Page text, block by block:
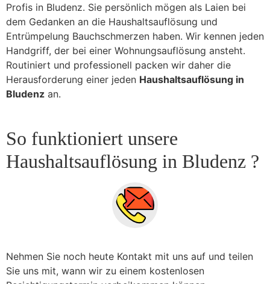
Profis in Bludenz. Sie persönlich mögen als Laien bei
dem Gedanken an die Haushaltsauflösung und
Entrümpelung Bauchschmerzen haben. Wir kennen jeden
Handgriff, der bei einer Wohnungsauflösung ansteht.
Routiniert und professionell packen wir daher die
Herausforderung einer jeden Haushaltsauflösung in
Bludenz an.
So funktioniert unsere
Haushaltsauflösung in Bludenz ?
Nehmen Sie noch heute Kontakt mit uns auf und teilen
Sie uns mit, wann wir zu einem kostenlosen